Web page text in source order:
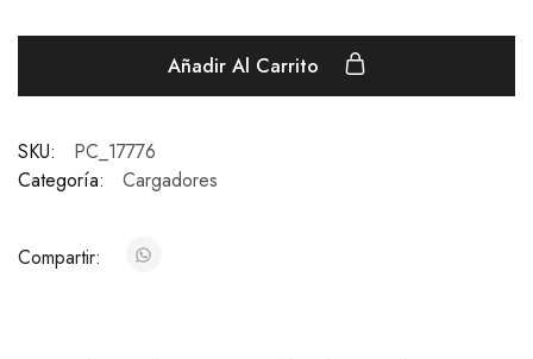
Añadir Al Carrito
SKU:
PC_17776
Categoría:
Cargadores
Compartir: